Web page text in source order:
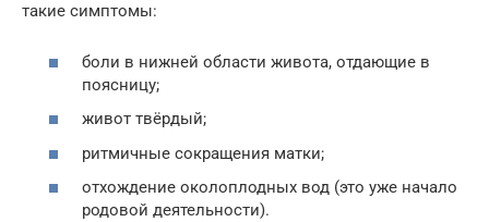
такие симптомы:
боли в нижней области живота, отдающие в
поясницу;
живот твёрдый;
ритмичные сокращения матки;
отхождение околоплодных вод (это уже начало
родовой деятельности).